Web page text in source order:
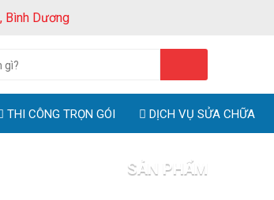
Bình Dương
THI CÔNG TRỌN GÓI DỊCH VỤ SỬA CHỮA
SẢN PHẨM